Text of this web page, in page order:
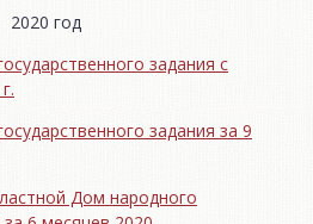
2020 год
задания с
задания за 9
Дом народного